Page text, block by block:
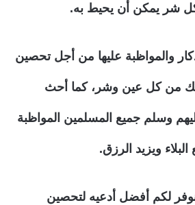
شر يمكن أن يحيط به.
والمواظبة عليها من أجل تحصين
من كل عين وشر، كما أحث
وسلم جميع المسلمين المواظبة
ويزيد الرزق.
لكم أفضل أدعيه لتحصين